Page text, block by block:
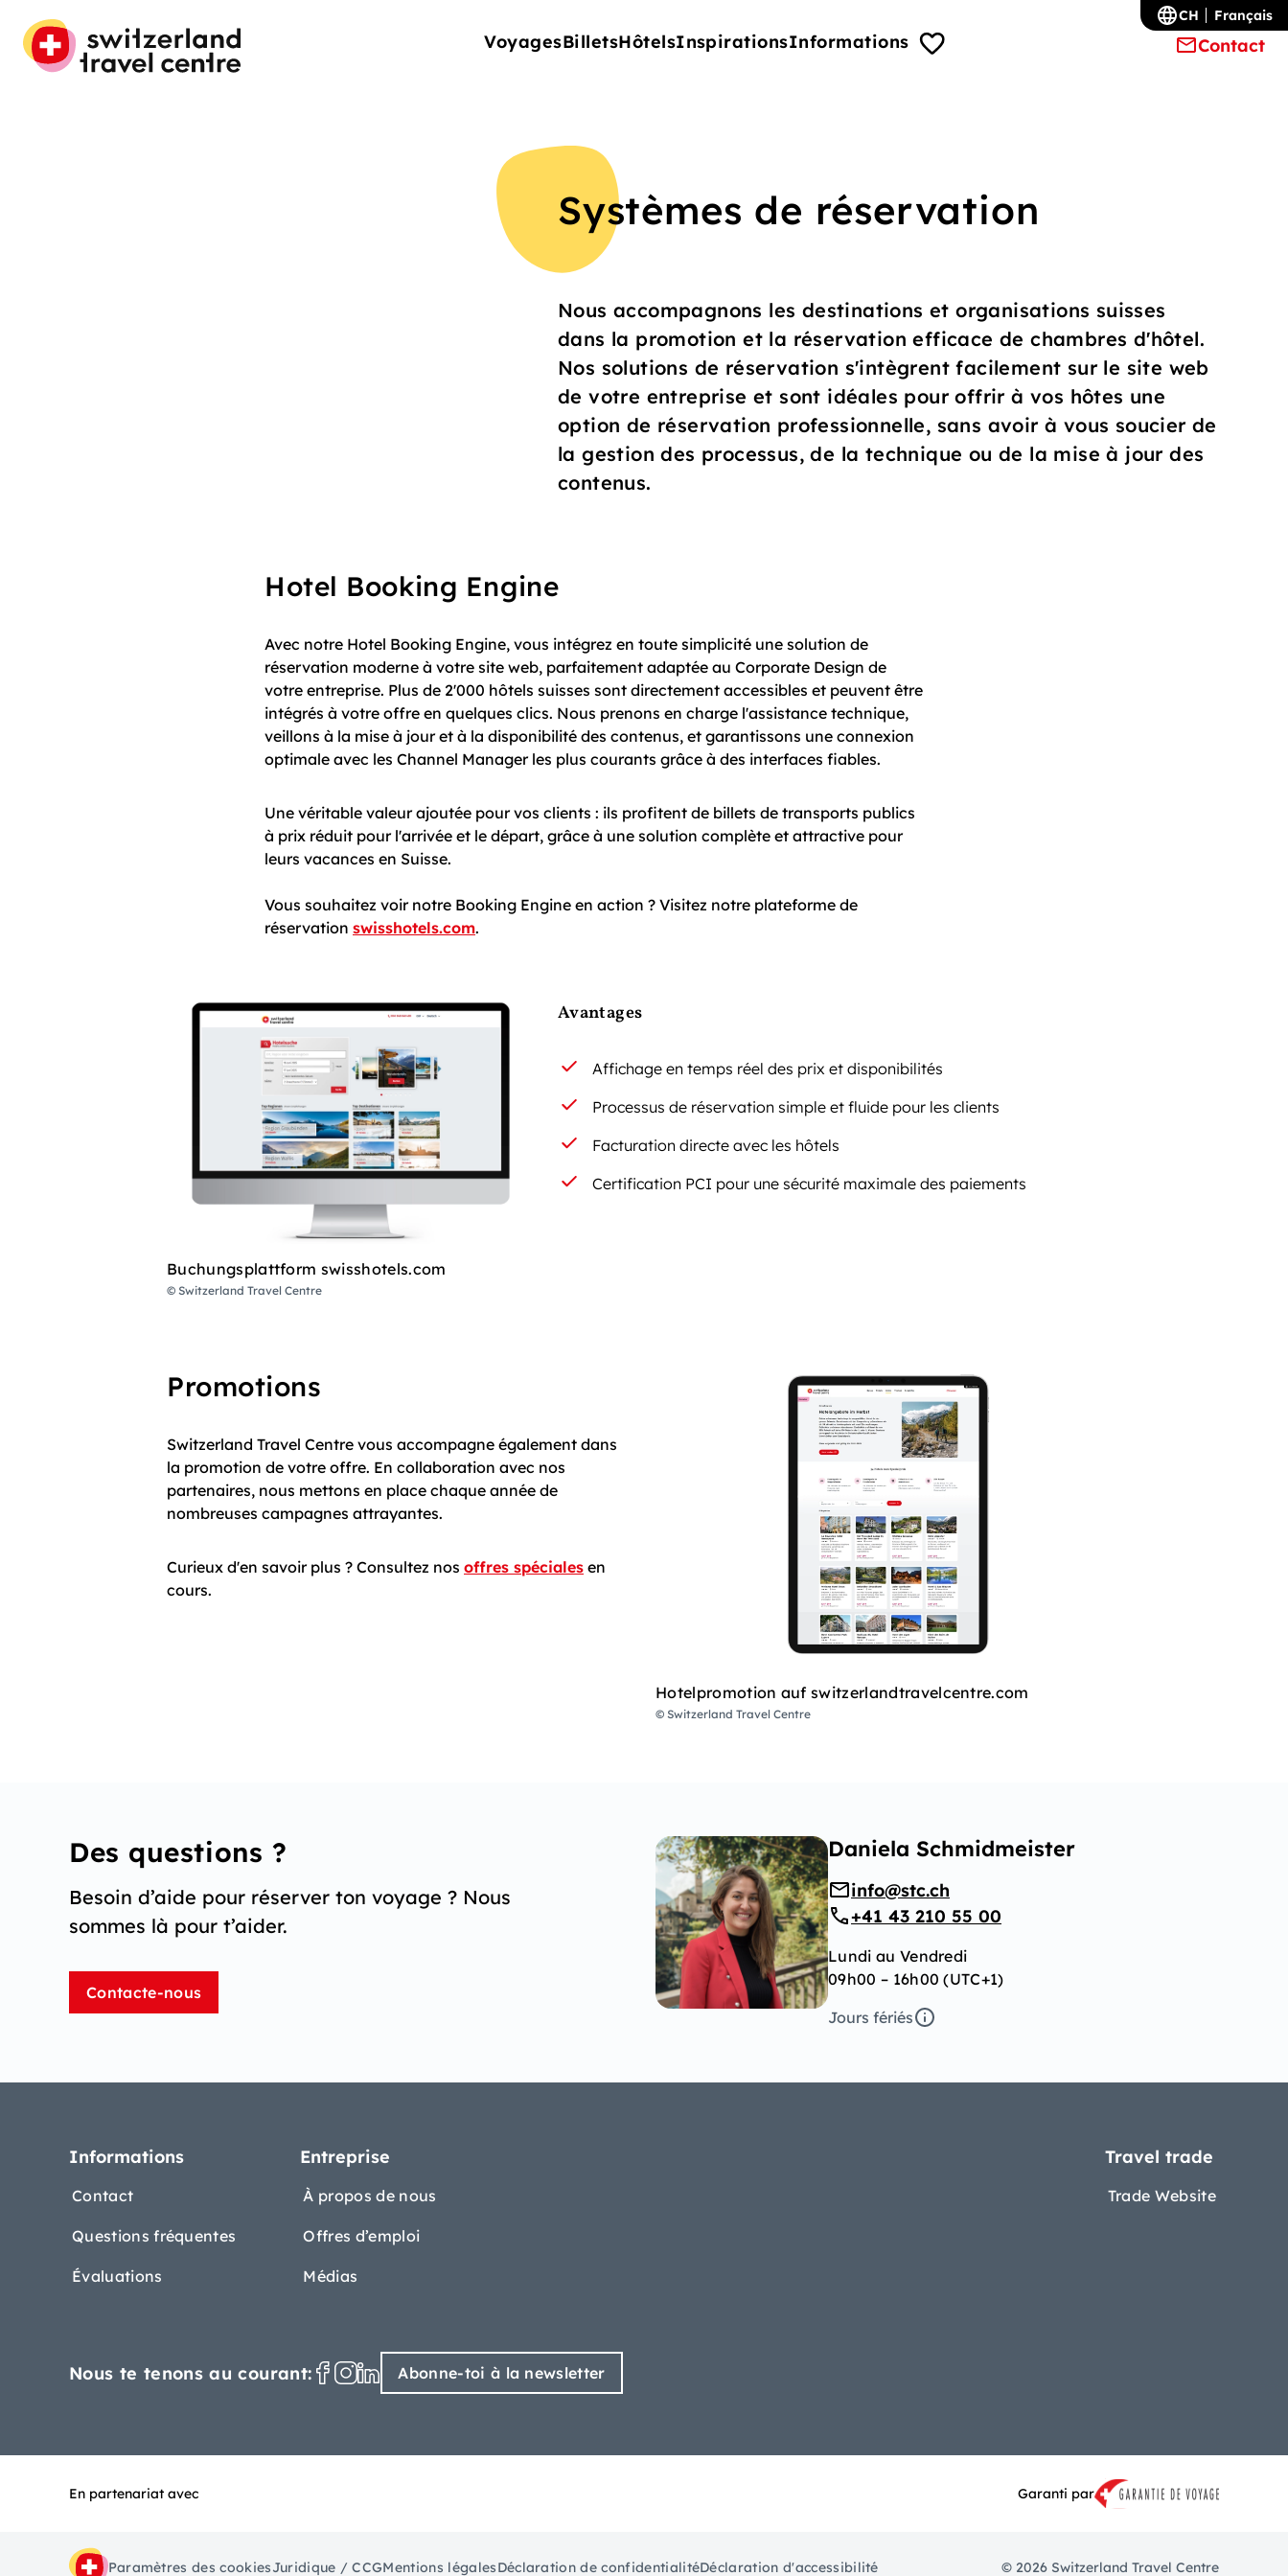
VoyagesBilletsHôtelsInspirationsInformations Contact
CH Français
Systèmes de réservation
Nous accompagnons les destinations et organisations suisses
dans la promotion et la réservation efficace de chambres d'hôtel.
Nos solutions de réservation s'intègrent facilement sur le site web
de votre entreprise et sont idéales pour offrir à vos hôtes une
option de réservation professionnelle, sans avoir à vous soucier de
la gestion des processus, de la technique ou de la mise à jour des
contenus.
Hotel Booking Engine
Avec notre Hotel Booking Engine, vous intégrez en toute simplicité une solution de
réservation moderne à votre site web, parfaitement adaptée au Corporate Design de
votre entreprise. Plus de 2'000 hôtels suisses sont directement accessibles et peuvent être
intégrés à votre offre en quelques clics. Nous prenons en charge l'assistance technique,
veillons à la mise à jour et à la disponibilité des contenus, et garantissons une connexion
optimale avec les Channel Manager les plus courants grâce à des interfaces fiables.
Une véritable valeur ajoutée pour vos clients : ils profitent de billets de transports publics
à prix réduit pour l'arrivée et le départ, grâce à une solution complète et attractive pour
leurs vacances en Suisse.
Vous souhaitez voir notre Booking Engine en action ? Visitez notre plateforme de
réservation swisshotels.com.
Avantages
Affichage en temps réel des prix et disponibilités
Processus de réservation simple et fluide pour les clients
Facturation directe avec les hôtels
Certification PCI pour une sécurité maximale des paiements
Buchungsplattform swisshotels.com
© Switzerland Travel Centre
Promotions
Switzerland Travel Centre vous accompagne également dans
la promotion de votre offre. En collaboration avec nos
partenaires, nous mettons en place chaque année de
nombreuses campagnes attrayantes.
Curieux d'en savoir plus ? Consultez nos offres spéciales en
cours.
Hotelpromotion auf switzerlandtravelcentre.com
© Switzerland Travel Centre
Des questions ?
Besoin d’aide pour réserver ton voyage ? Nous
sommes là pour t’aider.
Contacte-nous
Daniela Schmidmeister
info@stc.ch
+41 43 210 55 00
Lundi au Vendredi
09h00 – 16h00 (UTC+1)
Jours fériés
Informations
Contact
Questions fréquentes
Évaluations
Entreprise
À propos de nous
Offres d’emploi
Médias
Travel trade
Trade Website
Nous te tenons au courant: Abonne-toi à la newsletter
En partenariat avec Garanti par
Paramètres des cookiesJuridique / CCGMentions légalesDéclaration de confidentialitéDéclaration d'accessibilité © 2026 Switzerland Travel Centre